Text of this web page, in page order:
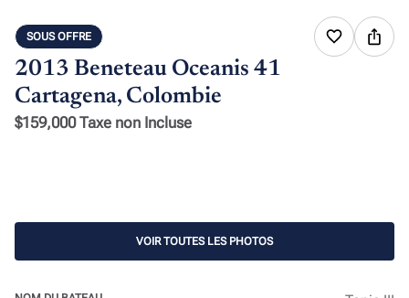
SOUS OFFRE
2013 Beneteau Oceanis 41
Cartagena, Colombie
$159,000 Taxe non Incluse
VOIR TOUTES LES PHOTOS